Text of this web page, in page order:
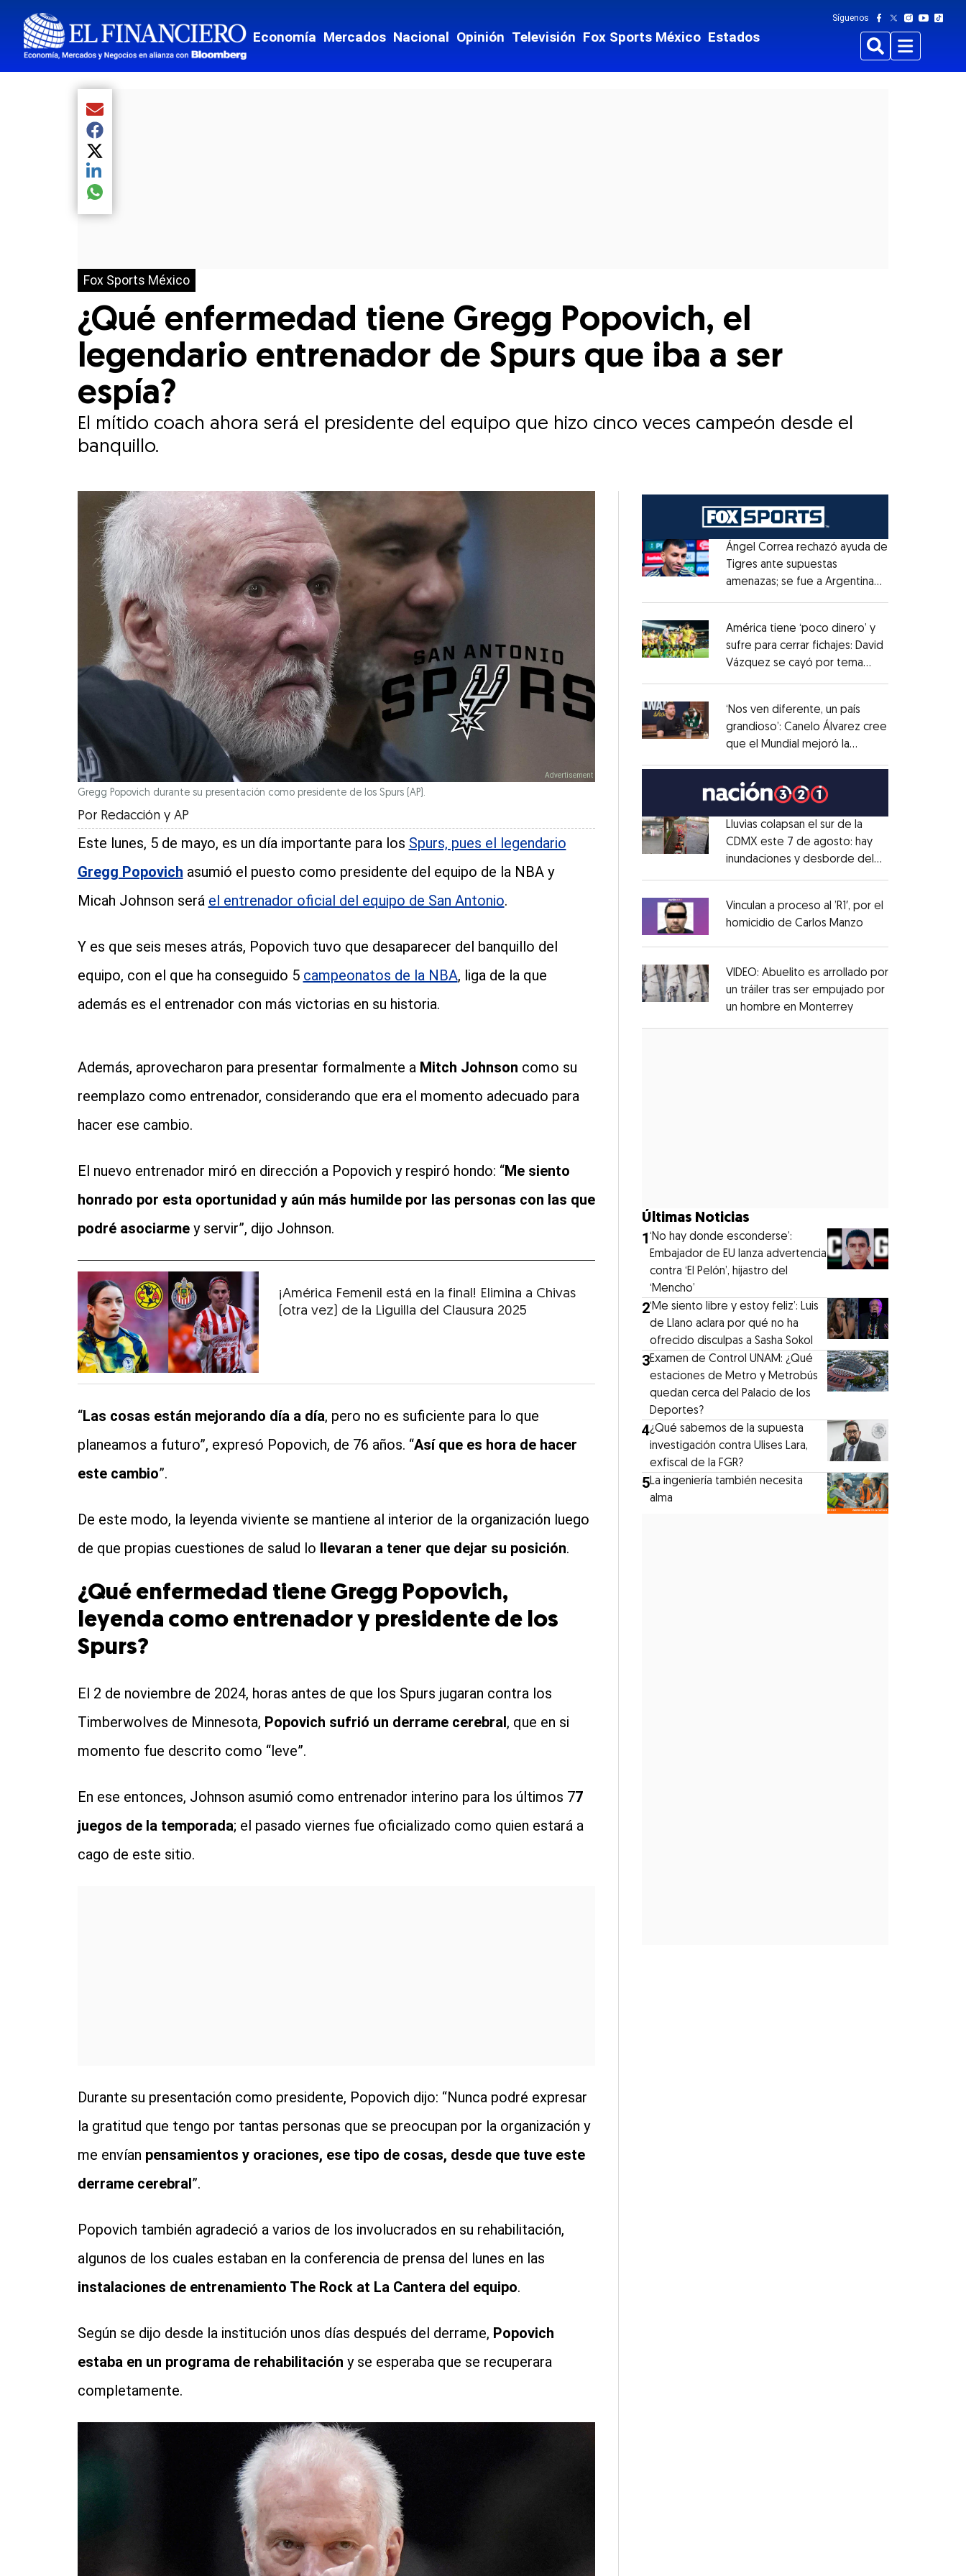
Economía Mercados Nacional Opinión Televisión Fox Sports México Estados
Síguenos
BuscarMenu
Fox Sports México
¿Qué enfermedad tiene Gregg Popovich, el
legendario entrenador de Spurs que iba a ser
espía?
El mítido coach ahora será el presidente del equipo que hizo cinco veces campeón desde el
banquillo.
Compartir el artículo actual mediante Email
Compartir el artículo actual mediante Facebook
Compartir el artículo actual mediante Twitter
Compartir el artículo actual mediante LinkedIn
Compartir el artículo actual mediante global.social-whatsapp
Gregg Popovich durante su presentación como presidente de los Spurs (AP).
Por Redacción y AP
Este lunes, 5 de mayo, es un día importante para los Spurs, pues el legendario
Gregg Popovich asumió el puesto como presidente del equipo de la NBA y
Micah Johnson será el entrenador oficial del equipo de San Antonio.
Y es que seis meses atrás, Popovich tuvo que desaparecer del banquillo del
equipo, con el que ha conseguido 5 campeonatos de la NBA, liga de la que
además es el entrenador con más victorias en su historia.
Además, aprovecharon para presentar formalmente a Mitch Johnson como su
reemplazo como entrenador, considerando que era el momento adecuado para
hacer ese cambio.
El nuevo entrenador miró en dirección a Popovich y respiró hondo: “Me siento
honrado por esta oportunidad y aún más humilde por las personas con las que
podré asociarmey servir”, dijo Johnson.
¡América Femenil está en la final! Elimina a Chivas
(otra vez) de la Liguilla del Clausura 2025
“Las cosas están mejorando día a día, pero no es suficiente para lo que
planeamos a futuro”, expresó Popovich, de 76 años. “Así que es hora de hacer
este cambio”.
De este modo, la leyenda viviente se mantiene al interior de la organización luego
de que propias cuestiones de salud lo llevaran a tener que dejar su posición.
¿Qué enfermedad tiene Gregg Popovich,
leyenda como entrenador y presidente de los
Spurs?
El 2 de noviembre de 2024, horas antes de que los Spurs jugaran contra los
Timberwolves de Minnesota, Popovich sufrió un derrame cerebral, que en si
momento fue descrito como “leve”.
En ese entonces, Johnson asumió como entrenador interino para los últimos 77
juegos de la temporada; el pasado viernes fue oficializado como quien estará a
cago de este sitio.
Durante su presentación como presidente, Popovich dijo: “Nunca podré expresar
la gratitud que tengo por tantas personas que se preocupan por la organización y
me envían pensamientos y oraciones, ese tipo de cosas, desde que tuve este
derrame cerebral”.
Popovich también agradeció a varios de los involucrados en su rehabilitación,
algunos de los cuales estaban en la conferencia de prensa del lunes en las
instalaciones de entrenamiento The Rock at La Cantera del equipo.
Según se dijo desde la institución unos días después del derrame, Popovich
estaba en un programa de rehabilitación y se esperaba que se recuperara
completamente.
Opens in new window
Ángel Correa rechazó ayuda de
Tigres ante supuestas
amenazas; se fue a Argentina
Opens in new window
América tiene ‘poco dinero’ y
sufre para cerrar fichajes: David
Vázquez se cayó por tema
Opens in new window
‘Nos ven diferente, un país
grandioso’: Canelo Álvarez cree
que el Mundial mejoró la
Opens in new window
Lluvias colapsan el sur de la
CDMX este 7 de agosto: hay
inundaciones y desborde del
Opens in new window
Vinculan a proceso al ’R1′, por el
homicidio de Carlos Manzo
Opens in new window
VIDEO: Abuelito es arrollado por
un tráiler tras ser empujado por
un hombre en MonterreyOpens in new
Últimas Noticias
1‘No hay donde esconderse’:
Embajador de EU lanza advertencia
contra ‘El Pelón’, hijastro del
‘Mencho’
2‘Me siento libre y estoy feliz’: Luis
de Llano aclara por qué no ha
ofrecido disculpas a Sasha Sokol
3Examen de Control UNAM: ¿Qué
estaciones de Metro y Metrobús
quedan cerca del Palacio de los
Deportes?
4¿Qué sabemos de la supuesta
investigación contra Ulises Lara,
exfiscal de la FGR?
5La ingeniería también necesita
alma